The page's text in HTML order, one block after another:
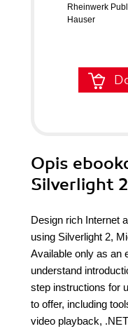
Rheinwerk
Hauser
Opis
Silverlight
Design rich Internet
using Silverlight 2,
Available only as an
understand
step instructions for
to offer, including
video playback,